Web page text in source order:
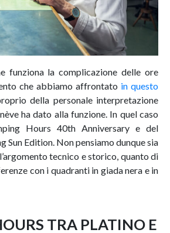
funziona la complicazione delle ore
che abbiamo affrontato in questo
della personale interpretazione
ha dato alla funzione. In quel caso
Hours 40th Anniversary e del
Sun Edition. Non pensiamo dunque sia
tecnico e storico, quanto di
con i quadranti in giada nera e in
TRA PLATINO E